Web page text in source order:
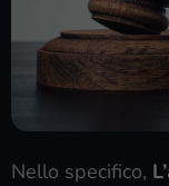
Nello specifico,